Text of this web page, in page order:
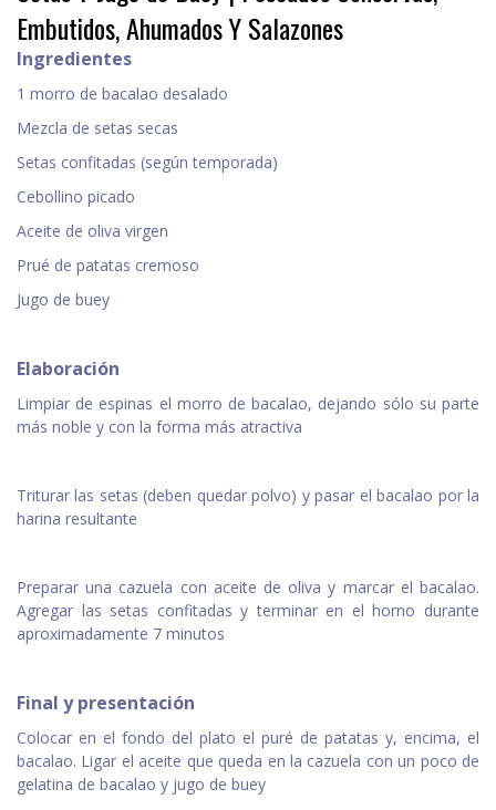
Embutidos, Ahumados Y Salazones
Ingredientes
1 morro de bacalao desalado
Mezcla de setas secas
Setas confitadas (según temporada)
Cebollino picado
Aceite de oliva virgen
Prué de patatas cremoso
Jugo de buey
Elaboración
Limpiar de espinas el morro de bacalao, dejando sólo su parte
más noble y con la forma más atractiva
Triturar las setas (deben quedar polvo) y pasar el bacalao por la
harina resultante
Preparar una cazuela con aceite de oliva y marcar el bacalao.
Agregar las setas confitadas y terminar en el horno durante
aproximadamente 7 minutos
Final y presentación
Colocar en el fondo del plato el puré de patatas y, encima, el
bacalao. Ligar el aceite que queda en la cazuela con un poco de
gelatina de bacalao y jugo de buey